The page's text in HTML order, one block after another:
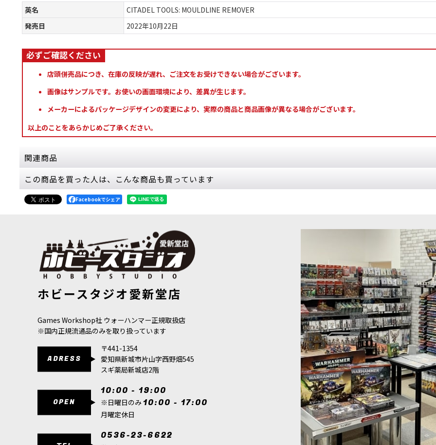
英名
CITADEL TOOLS: MOULDLINE REMOVER
発売日
2022年10月22日
店頭併売品につき、在庫の反映が遅れ、ご注文をお受けできない場合がございます。
画像はサンプルです。お使いの画面環境により、差異が生じます。
メーカーによるパッケージデザインの変更により、実際の商品と商品画像が異なる場合がございます。
以上のことをあらかじめご了承ください。
関連商品
[ツール] ドリル [66-64]
3,200円(税込)
ただいま売り切れ中
[ツール] スーパー・ファインディテール・カッター
5,100円(税込)
1点
シタデルミニチュアの制作にぴったりなシタデルツールがリニューアル。新たなデザインのハンドルで持ちやすさと安
に。
[ツール] シタデル・ナイフ [66-61]
4,300 円(税込)
シタデルミニチュアの制作にぴったりなシタデルツールがリニューアル。人間工学に基づいたデザインで持ちやすさと
この商品を買った人は、こんな商品も買っています
[21-16 ]
(税込)
[シタデル：ブラシ] STC シェイド ブラシ L【人工毛】
[シタデル：モデリングツール] ヤス
2,300円(税込)
Facebookでシェア
ホビースタジオ愛新堂店
Games Workshop社 ウォーハンマー正規取扱店
※国内正規流通品のみを取り扱っています
ADRESS
〒441-1354
愛知県新城市片山字西野畑545
スギ薬局新城店2階
OPEN
10:00 - 19:00
※日曜日のみ 10:00 - 17:00
月曜定休日
0536-23-6622